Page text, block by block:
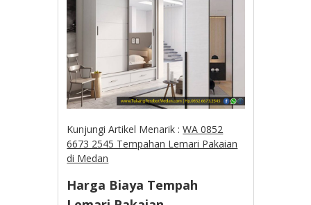
Kunjungi Artikel Menarik :WA 0852
6673 2545 Tempahan Lemari Pakaian
di Medan
Harga Biaya Tempah